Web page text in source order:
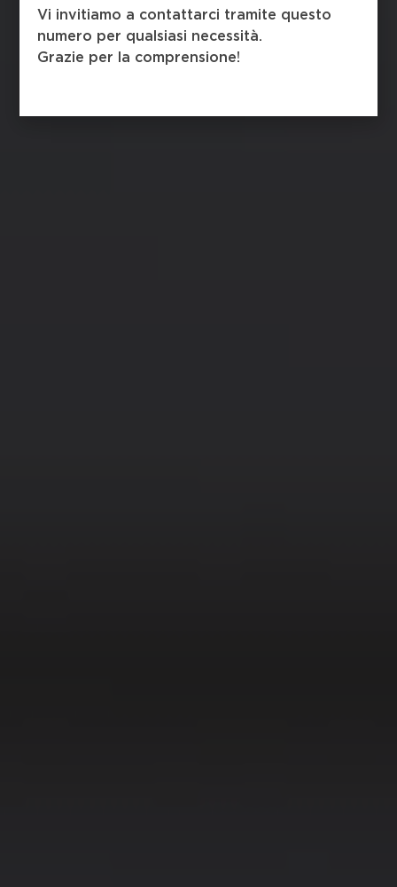
Vi invitiamo a contattarci tramite questo
numero per qualsiasi necessità.
Grazie per la comprensione!